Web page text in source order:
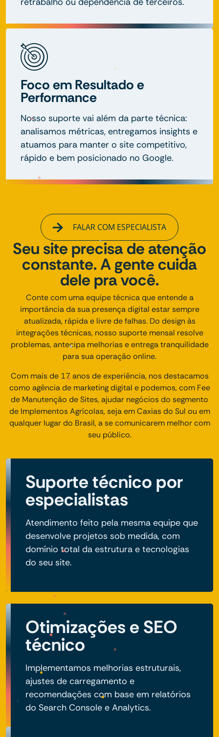
Foco em Resultado e
Performance
Nosso suporte vai além da parte técnica:
analisamos métricas, entregamos insights e
atuamos para manter o site competitivo,
rápido e bem posicionado no Google.
FALAR COM ESPECIALISTA
Seu site precisa de atenção
constante. A gente cuida
dele pra você.
Conte com uma equipe técnica que entende a
importância da sua presença digital estar sempre
atualizada, rápida e livre de falhas. Do design às
integrações técnicas, nosso suporte mensal resolve
problemas, antecipa melhorias e entrega tranquilidade
para sua operação online.
Com mais de 17 anos de experiência, nos destacamos
como agência de marketing digital e podemos, com Fee
de Manutenção de Sites, ajudar negócios do segmento
de Implementos Agrícolas, seja em Caxias do Sul ou em
qualquer lugar do Brasil, a se comunicarem melhor com
seu público.
Suporte técnico por
especialistas
Atendimento feito pela mesma equipe que
desenvolve projetos sob medida, com
domínio total da estrutura e tecnologias
do seu site.
Otimizações e SEO
técnico
Implementamos melhorias estruturais,
ajustes de carregamento e
recomendações com base em relatórios
do Search Console e Analytics.